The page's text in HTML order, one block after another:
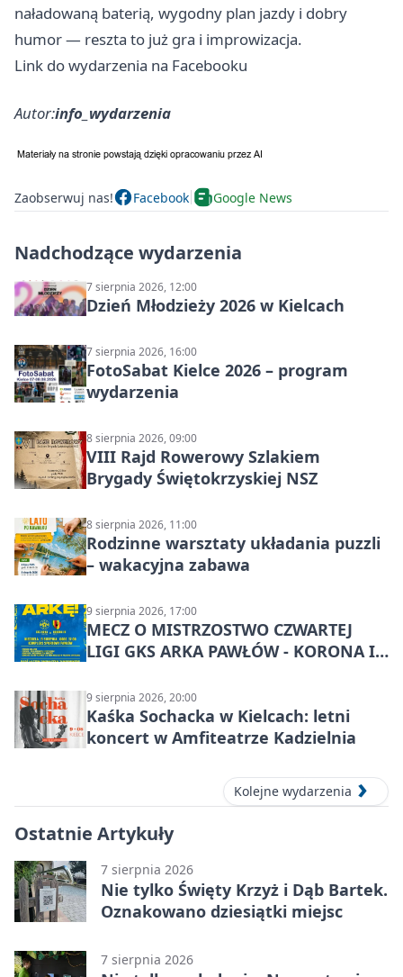
naładowaną baterią, wygodny plan jazdy i dobry
humor — reszta to już gra i improwizacja.
Link do wydarzenia na Facebooku
Autor:info_wydarzenia
Zaobserwuj nas! Facebook Google News
Nadchodzące wydarzenia
7 sierpnia 2026, 12:00
Dzień Młodzieży 2026 w Kielcach
7 sierpnia 2026, 16:00
FotoSabat Kielce 2026 – program
wydarzenia
8 sierpnia 2026, 09:00
VIII Rajd Rowerowy Szlakiem
Brygady Świętokrzyskiej NSZ
8 sierpnia 2026, 11:00
Rodzinne warsztaty układania puzzli
– wakacyjna zabawa
9 sierpnia 2026, 17:00
MECZ O MISTRZOSTWO CZWARTEJ
LIGI GKS ARKA PAWŁÓW - KORONA III
9 sierpnia 2026, 20:00
Kaśka Sochacka w Kielcach: letni
koncert w Amfiteatrze Kadzielnia
Kolejne wydarzenia
Ostatnie Artykuły
7 sierpnia 2026
Nie tylko Święty Krzyż i Dąb Bartek.
Oznakowano dziesiątki miejsc
7 sierpnia 2026